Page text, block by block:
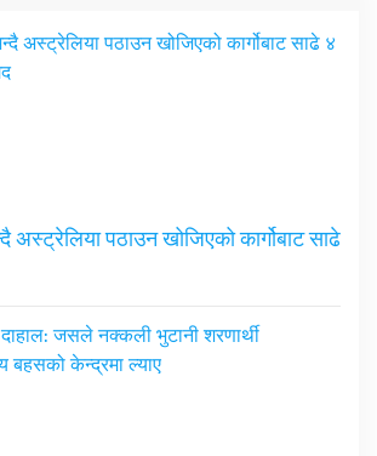
पठाउन खोजिएको कार्गोबाट साढे